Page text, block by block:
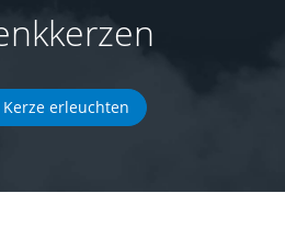
erleuchten